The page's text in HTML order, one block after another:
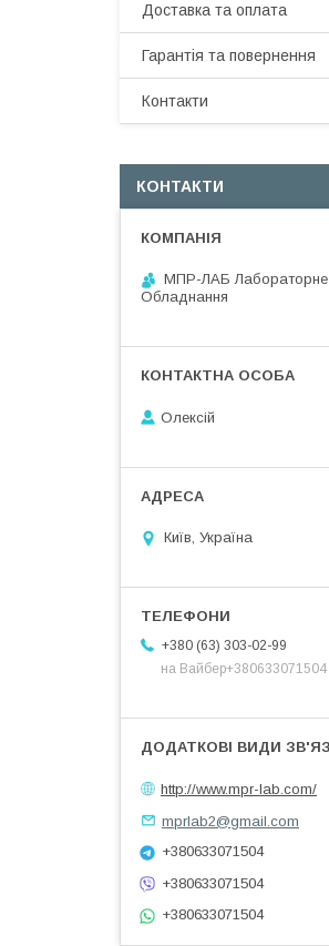
Доставка та оплата
Гарантія та повернення
Контакти
КОНТАКТИ
МПР-ЛАБ Лабораторне
Обладнання
Олексій
Київ, Україна
+380 (63) 303-02-99
на Вайбер+380633071504
http://www.mpr-lab.com/
mprlab2@gmail.com
+380633071504
+380633071504
+380633071504